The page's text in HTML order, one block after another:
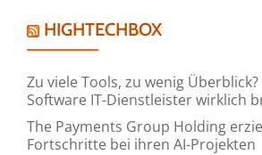
HIGHTECHBOX
Zu viele Tools, zu wenig Überblick?
Software IT-Dienstleister wirklich
The Payments Group Holding
Fortschritte bei ihren AI-Projekten